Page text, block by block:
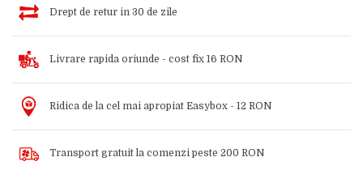
Drept de retur in 30 de zile
Livrare rapida oriunde - cost fix 16 RON
Ridica de la cel mai apropiat Easybox - 12 RON
Transport gratuit la comenzi peste 200 RON